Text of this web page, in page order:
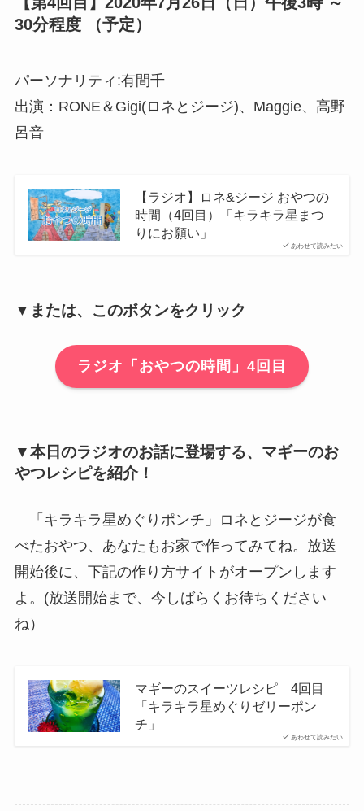
30分程度 （予定）
パーソナリティ:有間千
出演：RONE＆Gigi(ロネとジージ)、Maggie、高野
呂音
あわせて読みたい
【ラジオ】ロネ&ジージ おやつの
時間（4回目）「キラキラ星まつ
りにお願い」
▼または、このボタンをクリック
ラジオ「おやつの時間」4回目
▼本日のラジオのお話に登場する、マギーのお
やつレシピを紹介！
「キラキラ星めぐりポンチ」ロネとジージが食
べたおやつ、あなたもお家で作ってみてね。放送
開始後に、下記の作り方サイトがオープンします
よ。(放送開始まで、今しばらくお待ちください
ね）
あわせて読みたい
マギーのスイーツレシピ 4回目
「キラキラ星めぐりゼリーポン
チ」